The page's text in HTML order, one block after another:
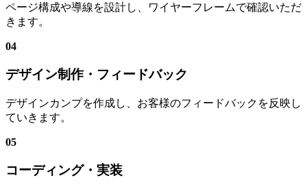
ページ構成や導線を設計し、ワイヤーフレームで確認いただ
きます。
04
デザイン制作・フィードバック
デザインカンプを作成し、お客様のフィードバックを反映し
ていきます。
05
コーディング・実装